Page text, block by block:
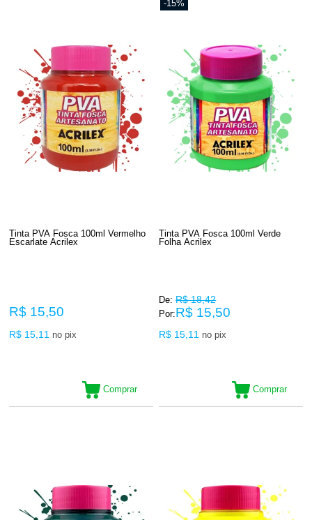
Tinta PVA Fosca 100ml Vermelho
Escarlate Acrilex
R$ 15,50
R$ 15,11 no pix
Comprar
-15%
Tinta PVA Fosca 100ml Verde
Folha Acrilex
De: R$ 18,42
Por:R$ 15,50
R$ 15,11 no pix
Comprar